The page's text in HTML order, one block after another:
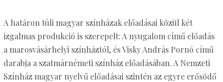
A határon túli magyar színházak előadásai közül két
izgalmas produkció is szerepelt: A nyugalom című előadás
a marosvásárhelyi színháztól, és Visky András Pornó című
darabja a szatmárnémeti színház előadásában. A Nemzeti
Színház magyar nyelvű előadásai szintén az egyre erősödő